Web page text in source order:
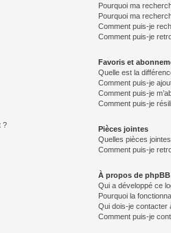
?
Pourquoi ma
Pourquoi ma
Comment puis-je
Comment puis-je
Favoris et
Quelle est la
Comment puis-je
Comment puis-je
Comment puis-je
Pièces jointes
Quelles pièces
Comment puis-je
À propos de phpBB
Qui a développé ce
Pourquoi la
Qui dois-je contacter
Comment puis-je